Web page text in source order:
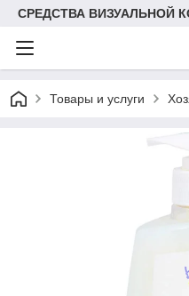
СРЕДСТВА ВИЗУАЛЬНОЙ
Товары и услуги